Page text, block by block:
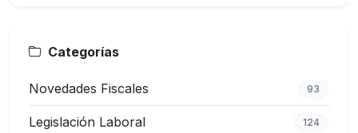
Categorías
Novedades Fiscales 93
Legislación Laboral 124